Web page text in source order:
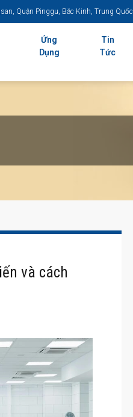
Quận Pinggu, Bắc Kinh, Trung Quốc
Ứng
Dụng
Tin
Tức
và cách